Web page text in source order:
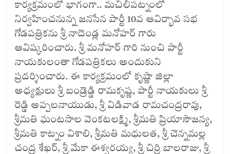
కార్యక్రమంలో భాగంగా.. మచిలీపట్నంలో
నిర్వహించనున్న జనసేన పార్టీ 10వ ఆవిర్భావ సభ
గోడపత్రికను శ్రీ నాదెండ్ల మనోహర్ గారు
ఆవిష్కరించారు. శ్రీ మనోహర్ గారి నుంచి పార్టీ
నాయకులంతా గోడపత్రికలు అందుకుని
ప్రదర్శించారు. ఈ కార్యక్రమంలో కృష్ణా జిల్లా
అధ్యక్షులు శ్రీ బండ్రెడ్డి రామకృష్ణ, పార్టీ నాయకులు శ్రీ
రెడ్డి అప్పలనాయుడు, శ్రీ విడివాడ రామచంద్రరావు,
శ్రీమతి ఘంటసాల వెంకటలక్ష్మి, శ్రీమతి ప్రియాసౌజన్య,
శ్రీమతి కాట్నం విశాలి, శ్రీమతి మధులత, శ్రీ చెన్నమల్ల
చంద్ర శేఖర్, శ్రీ మేకా ఈశ్వరయ్య, శ్రీ చిర్రి బాలరాజు, శ్రీ